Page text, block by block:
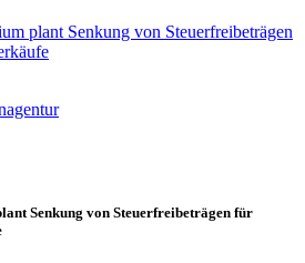
Senkung von Steuerfreibeträgen für